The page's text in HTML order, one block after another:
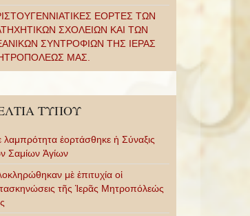
ΕΟΡΤΕΣ ΤΩΝ
ΣΧΟΛΕΙΩΝ ΚΑΙ ΤΩΝ
ΣΥΝΤΡΟΦΙΩΝ ΤΗΣ ΙΕΡΑΣ
ΜΑΣ.
ΤΥΠΟΥ
λαμπρότητα ἑορτάσθηκε ἡ Σύναξις
Σαμίων Ἁγίων
μὲ ἐπιτυχία οἱ
τῆς Ἱερᾶς Μητροπόλεώς